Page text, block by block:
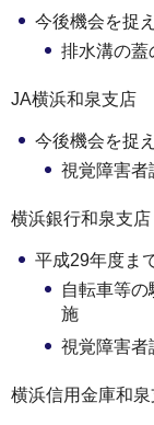
今後機会を捉
排水溝の蓋
JA横浜和泉支店
今後機会を捉
視覚障害者
横浜銀行和泉支店
平成29年度ま
自転車等
施
視覚障害者
横浜信用金庫和